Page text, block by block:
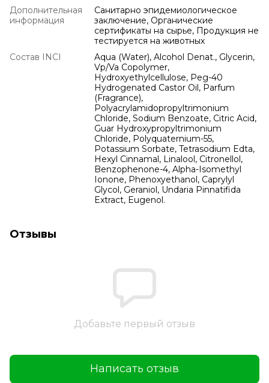
Дополнительная
информация
Санитарно эпидемиологическое
заключение, Органические
сертификаты на сырье, Продукция не
тестируется на животных
Состав INCI
Aqua (Water), Alcohol Denat., Glycerin,
Vp/Va Copolymer,
Hydroxyethylcellulose, Peg-40
Hydrogenated Castor Oil, Parfum
(Fragrance),
Polyacrylamidopropyltrimonium
Chloride, Sodium Benzoate, Citric Acid,
Guar Hydroxypropyltrimonium
Chloride, Polyquaternium-55,
Potassium Sorbate, Tetrasodium Edta,
Hexyl Cinnamal, Linalool, Citronellol,
Benzophenone-4, Alpha-Isomethyl
Ionone, Phenoxyethanol, Caprylyl
Glycol, Geraniol, Undaria Pinnatifida
Extract, Eugenol.
Отзывы
Добавьте первый отзыв
Написать отзыв